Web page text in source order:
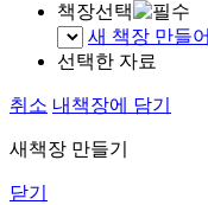
책장선택
새 책장 만들
선택한 자료
취소 내책장에 담기
새책장 만들기
닫기